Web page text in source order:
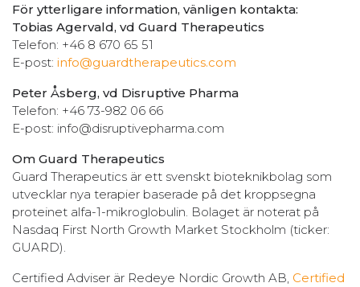
För ytterligare information, vänligen kontakta:
Tobias Agervald, vd Guard Therapeutics
Telefon: +46 8 670 65 51
E-post: info@guardtherapeutics.com
Peter Åsberg, vd Disruptive Pharma
Telefon: +46 73-982 06 66
E-post: info@disruptivepharma.com
Om Guard Therapeutics
Guard Therapeutics är ett svenskt bioteknikbolag som
utvecklar nya terapier baserade på det kroppsegna
proteinet alfa-1-mikroglobulin. Bolaget är noterat på
Nasdaq First North Growth Market Stockholm (ticker:
GUARD).
Certified Adviser är Redeye Nordic Growth AB, Certified